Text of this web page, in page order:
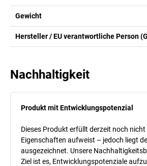
Gewicht
Hersteller / EU verantwortliche Person
Nachhaltigkeit
Produkt mit Entwicklungspotenzial
Dieses Produkt erfüllt derzeit noch
Eigenschaften aufweist – jedoch liegt
ausgezeichnet. Unsere
Ziel ist es, Entwicklungspotenziale